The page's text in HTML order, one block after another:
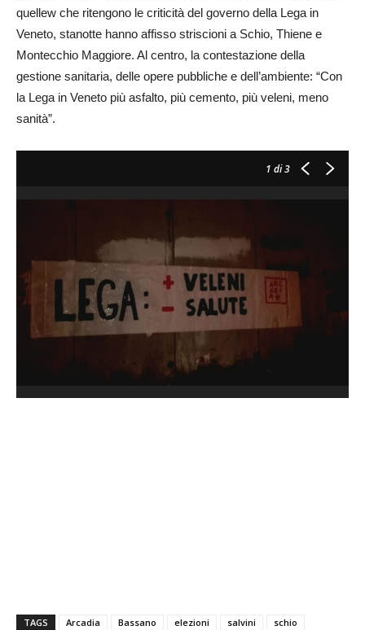
quellew che ritengono le criticità del governo della Lega in
Veneto, stanotte hanno affisso striscioni a Schio, Thiene e
Montecchio Maggiore. Al centro, la contestazione della
gestione sanitaria, delle opere pubbliche e dell’ambiente: “Con
la Lega in Veneto più asfalto, più cemento, più veleni, meno
sanità”.
1 di 3
TAGS Arcadia Bassano elezioni salvini schio